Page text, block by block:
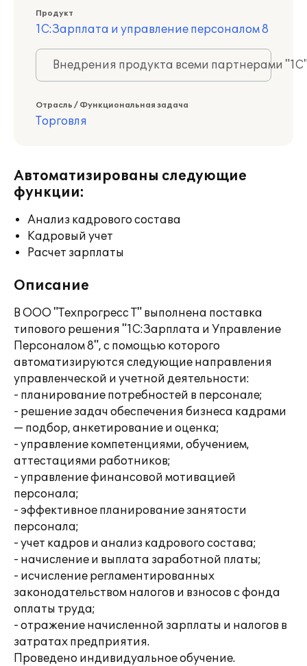
Продукт
1С:Зарплата и управление персоналом 8
Внедрения продукта всеми партнерами
Отрасль / Функциональная задача
Торговля
Автоматизированы следующие
функции:
Анализ кадрового состава
Кадровый учет
Расчет зарплаты
Описание
В ООО "Техпрогресс Т" выполнена поставка
типового решения "1С:Зарплата и Управление
Персоналом 8", с помощью которого
автоматизируются следующие направления
управленческой и учетной деятельности:
- планирование потребностей в персонале;
- решение задач обеспечения бизнеса кадрами
— подбор, анкетирование и оценка;
- управление компетенциями, обучением,
аттестациями работников;
- управление финансовой мотивацией
персонала;
- эффективное планирование занятости
персонала;
- учет кадров и анализ кадрового состава;
- начисление и выплата заработной платы;
- исчисление регламентированных
законодательством налогов и взносов с фонда
оплаты труда;
- отражение начисленной зарплаты и налогов в
затратах предприятия.
Проведено индивидуальное обучение.